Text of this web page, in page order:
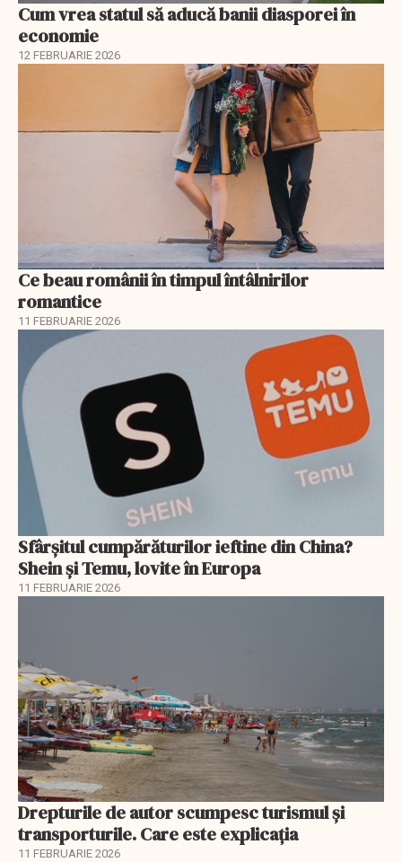
Cum vrea statul să aducă banii diasporei în
economie
12 FEBRUARIE 2026
Ce beau românii în timpul întâlnirilor
romantice
11 FEBRUARIE 2026
Sfârșitul cumpărăturilor ieftine din China?
Shein și Temu, lovite în Europa
11 FEBRUARIE 2026
Drepturile de autor scumpesc turismul și
transporturile. Care este explicația
11 FEBRUARIE 2026